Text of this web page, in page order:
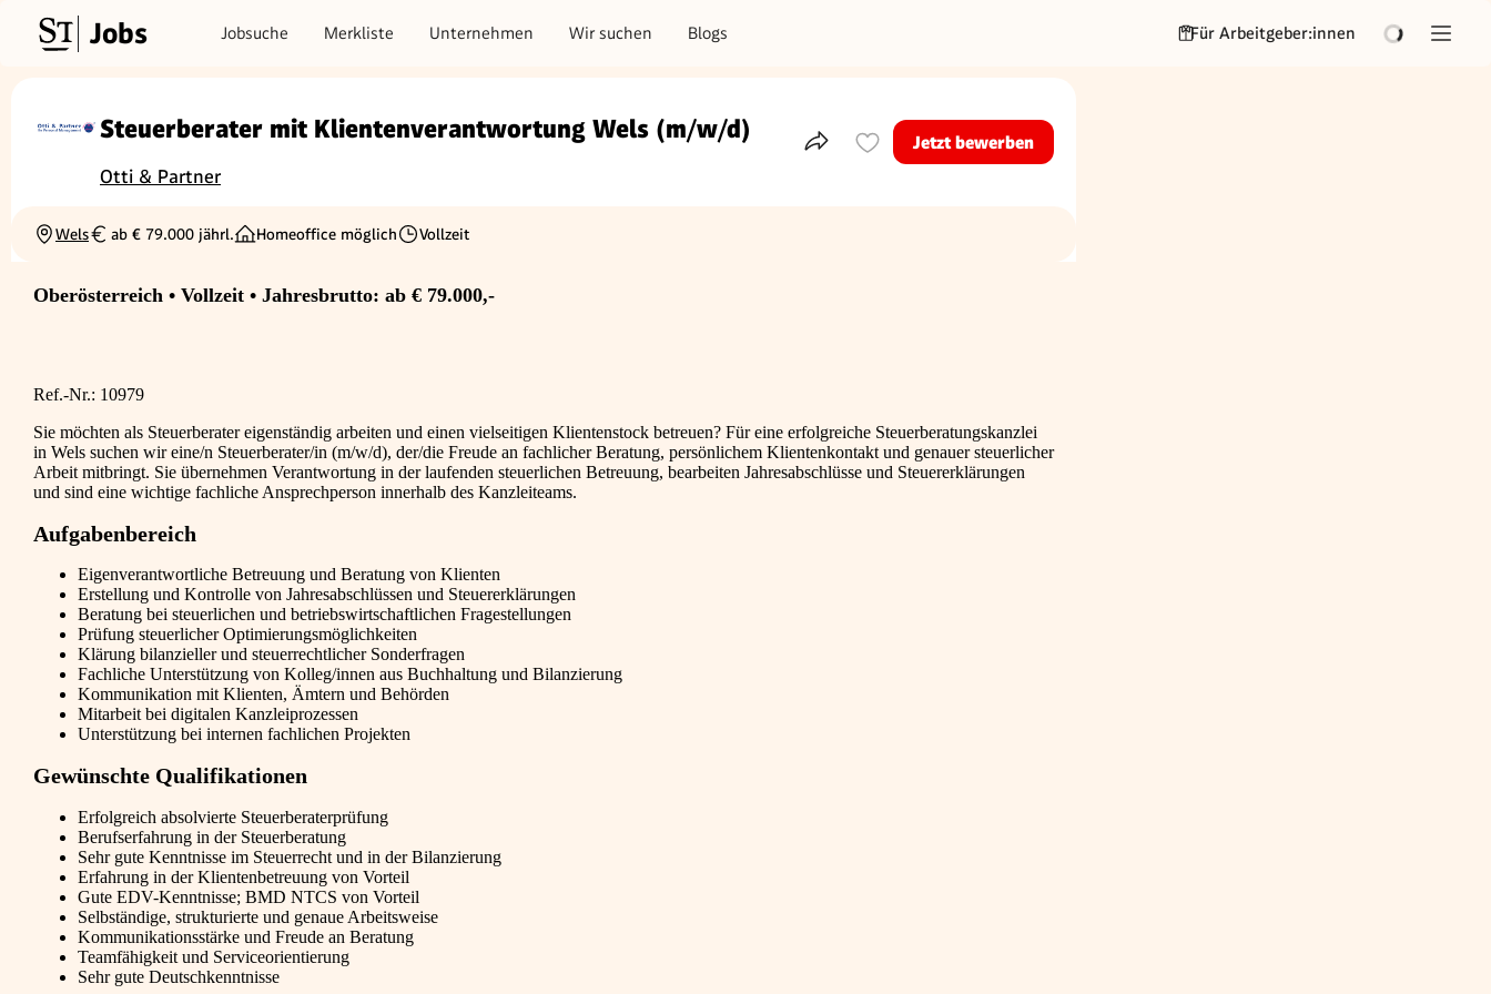
Jobs Jobsuche Merkliste Unternehmen Wir suchen Blogs Für Arbeitgeber:innen
Steuerberater mit Klientenverantwortung Wels (m/w/d)
Otti & Partner
Teile dieses InseratJetzt bewerben
Ortschaft
Wels
Gehalt
ab € 79.000 jährl. Homeoffice möglich
Beschäftigungsart
Vollzeit
Oberösterreich • Vollzeit • Jahresbrutto: ab € 79.000,-
Ref.-Nr.: 10979
Sie möchten als Steuerberater eigenständig arbeiten und einen vielseitigen Klientenstock betreuen? Für eine erfolgreiche Steuerberatungskanzlei
in Wels suchen wir eine/n Steuerberater/in (m/w/d), der/die Freude an fachlicher Beratung, persönlichem Klientenkontakt und genauer steuerlicher
Arbeit mitbringt. Sie übernehmen Verantwortung in der laufenden steuerlichen Betreuung, bearbeiten Jahresabschlüsse und Steuererklärungen
und sind eine wichtige fachliche Ansprechperson innerhalb des Kanzleiteams.
Aufgabenbereich
Eigenverantwortliche Betreuung und Beratung von Klienten
Erstellung und Kontrolle von Jahresabschlüssen und Steuererklärungen
Beratung bei steuerlichen und betriebswirtschaftlichen Fragestellungen
Prüfung steuerlicher Optimierungsmöglichkeiten
Klärung bilanzieller und steuerrechtlicher Sonderfragen
Fachliche Unterstützung von Kolleg/innen aus Buchhaltung und Bilanzierung
Kommunikation mit Klienten, Ämtern und Behörden
Mitarbeit bei digitalen Kanzleiprozessen
Unterstützung bei internen fachlichen Projekten
Gewünschte Qualifikationen
Erfolgreich absolvierte Steuerberaterprüfung
Berufserfahrung in der Steuerberatung
Sehr gute Kenntnisse im Steuerrecht und in der Bilanzierung
Erfahrung in der Klientenbetreuung von Vorteil
Gute EDV-Kenntnisse; BMD NTCS von Vorteil
Selbständige, strukturierte und genaue Arbeitsweise
Kommunikationsstärke und Freude an Beratung
Teamfähigkeit und Serviceorientierung
Sehr gute Deutschkenntnisse